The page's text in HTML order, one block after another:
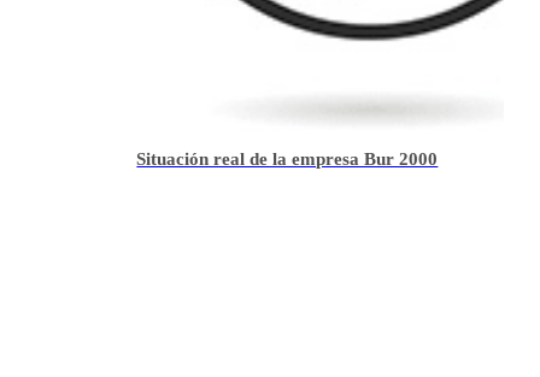
Situación real de la empresa Bur 2000